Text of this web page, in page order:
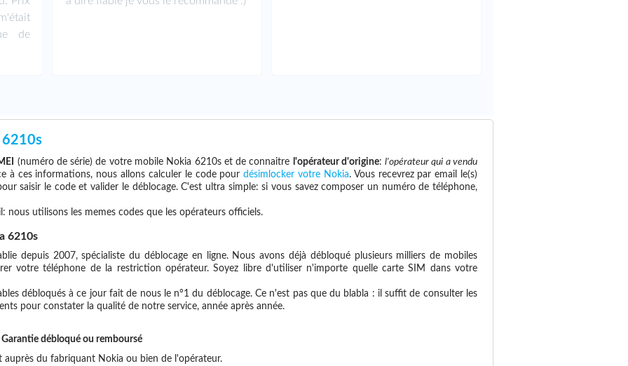
de
6210s
(numéro de série) de votre mobile Nokia 6210s et de connaitre l'opérateur d'origine:l'opérateur qui a vendu
à ces informations, nous allons calculer le code pourdésimlocker votre Nokia. Vous recevrez par email le(s)
saisir le code et valider le déblocage. C'est ultra simple: si vous savez composer un numéro de téléphone,
nous utilisons les memes codes que les opérateurs officiels.
6210s
depuis 2007, spécialiste du déblocage en ligne. Nous avons déjà débloqué plusieurs milliers de mobiles
votre téléphone de la restriction opérateur. Soyez libre d'utiliser n'importe quelle carte SIM dans votre
débloqués à ce jour fait de nous le n°1 du déblocage. Ce n'est pas que du blabla : il suffit de consulter les
pour constater la qualité de notre service, année après année.
débloqué ou remboursé
du fabriquant Nokia ou bien de l'opérateur.